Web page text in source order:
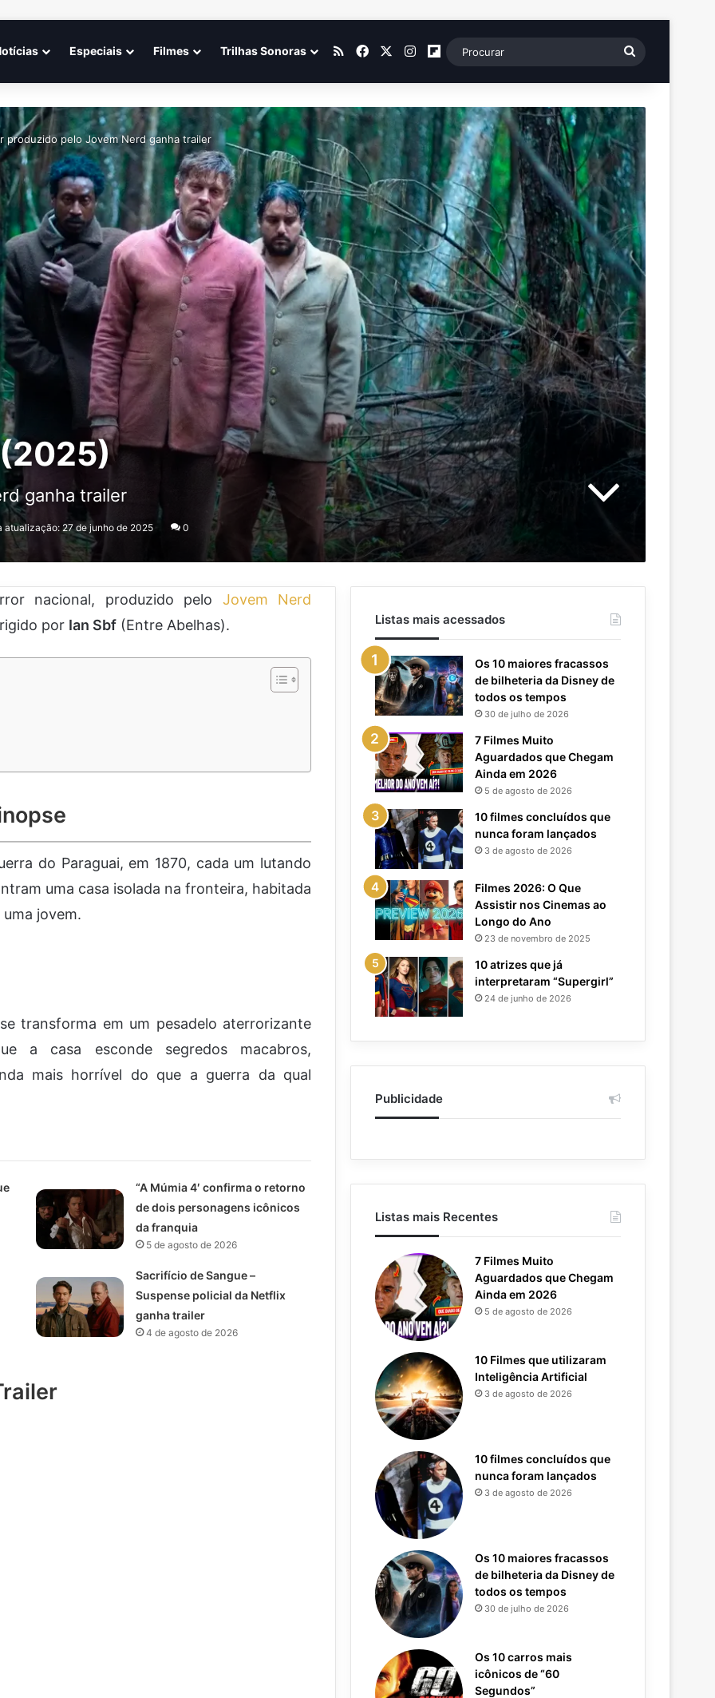
Especiais Filmes Trilhas Sonoras RSSFacebookInstagram
Flipboard Procurar
produzido pelo Jovem Nerd ganha trailer
ganha trailer
atualização: 27 de junho de 2025 0
nacional, produzido pelo Jovem Nerd
por Ian Sbf (Entre Abelhas).
do Paraguai, em 1870, cada um lutando
uma casa isolada na fronteira, habitada
jovem.
transforma em um pesadelo aterrorizante
a casa esconde segredos macabros,
mais horrível do que a guerra da qual
“A Múmia 4′ confirma o retorno
de dois personagens icônicos
da franquia
5 de agosto de 2026
Sacrifício de Sangue –
Suspense policial da Netflix
ganha trailer
4 de agosto de 2026
Listas mais acessados
Os 10 maiores fracassos
de bilheteria da Disney de
todos os tempos
30 de julho de 2026
7 Filmes Muito
Aguardados que Chegam
Ainda em 2026
5 de agosto de 2026
10 filmes concluídos que
nunca foram lançados
3 de agosto de 2026
Filmes 2026: O Que
Assistir nos Cinemas ao
Longo do Ano
23 de novembro de 2025
10 atrizes que já
interpretaram “Supergirl”
24 de junho de 2026
Publicidade
Listas mais Recentes
7 Filmes Muito
Aguardados que Chegam
Ainda em 2026
5 de agosto de 2026
10 Filmes que utilizaram
Inteligência Artificial
3 de agosto de 2026
10 filmes concluídos que
nunca foram lançados
3 de agosto de 2026
Os 10 maiores fracassos
de bilheteria da Disney de
todos os tempos
30 de julho de 2026
Os 10 carros mais
icônicos de “60
Segundos”